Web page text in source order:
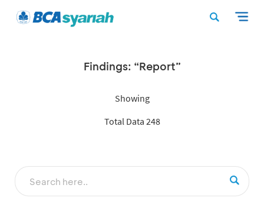
Findings: “Report”
Showing
Total Data 248